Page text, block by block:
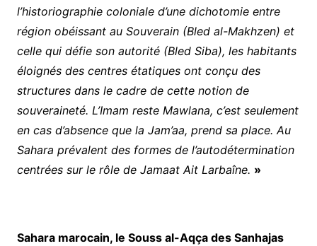
l’historiographie coloniale d’une dichotomie entre
région obéissant au Souverain (Bled al-Makhzen) et
celle qui défie son autorité (Bled Siba), les habitants
éloignés des centres étatiques ont conçu des
structures dans le cadre de cette notion de
souveraineté. L’Imam reste Mawlana, c’est seulement
en cas d’absence que la Jam’aa, prend sa place. Au
Sahara prévalent des formes de l’autodétermination
centrées sur le rôle de Jamaat Ait Larbaîne. »
Sahara marocain, le Souss al-Aqça des Sanhajas